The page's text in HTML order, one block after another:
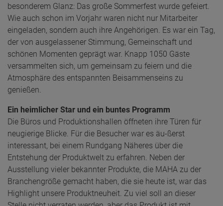
besonderem Glanz: Das große Sommerfest wurde gefeiert.
Wie auch schon im Vorjahr waren nicht nur Mitarbeiter
eingeladen, sondern auch ihre Angehörigen. Es war ein Tag,
der von ausgelassener Stimmung, Gemeinschaft und
schönen Momenten geprägt war. Knapp 1050 Gäste
versammelten sich, um gemeinsam zu feiern und die
Atmosphäre des entspannten Beisammenseins zu
genießen.
Ein heimlicher Star und ein buntes Programm
Die Büros und Produktionshallen öffneten ihre Türen für
neugierige Blicke. Für die Besucher war es äu-ßerst
interessant, bei einem Rundgang Näheres über die
Entstehung der Produktwelt zu erfahren. Neben der
Ausstellung vieler bekannter Produkte, die MAHA zu der
Branchengröße gemacht haben, die sie heute ist, war das
Highlight unsere Produktneuheit. Zu viel soll an dieser